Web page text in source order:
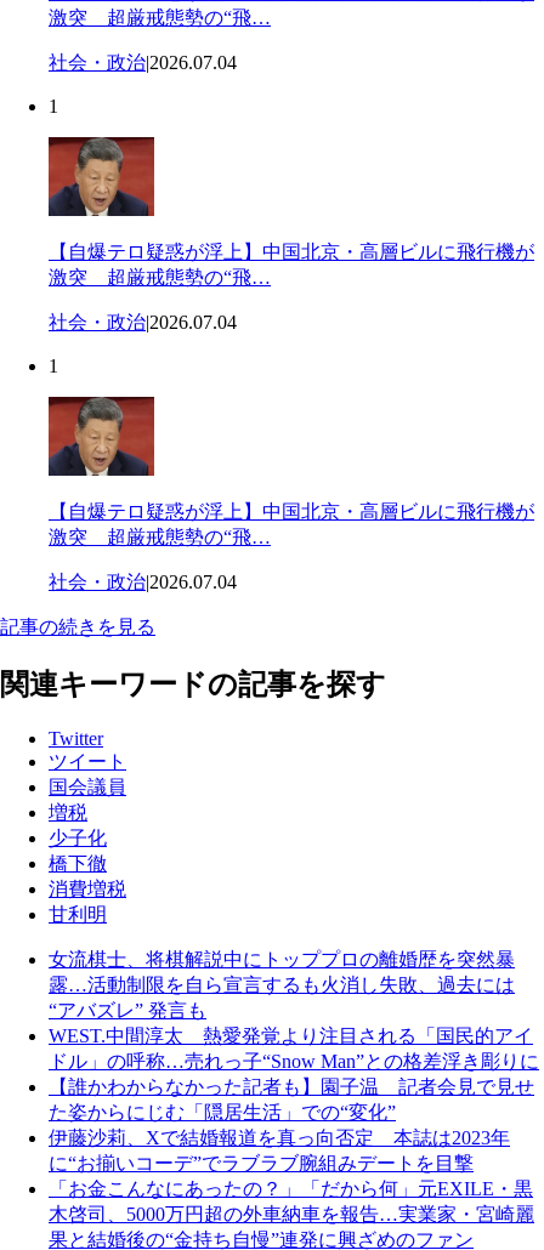
激突 超厳戒態勢の“飛…
社会・政治|2026.07.04
1
【自爆テロ疑惑が浮上】中国北京・高層ビルに飛行機が
激突 超厳戒態勢の“飛…
社会・政治|2026.07.04
1
【自爆テロ疑惑が浮上】中国北京・高層ビルに飛行機が
激突 超厳戒態勢の“飛…
社会・政治|2026.07.04
記事の続きを見る
関連キーワードの記事を探す
Twitter
ツイート
国会議員
増税
少子化
橋下徹
消費増税
甘利明
女流棋士、将棋解説中にトッププロの離婚歴を突然暴
露…活動制限を自ら宣言するも火消し失敗、過去には
“アバズレ” 発言も
WEST.中間淳太 熱愛発覚より注目される「国民的アイ
ドル」の呼称…売れっ子“Snow Man”との格差浮き彫りに
【誰かわからなかった記者も】園子温 記者会見で見せ
た姿からにじむ「隠居生活」での“変化”
伊藤沙莉、Xで結婚報道を真っ向否定 本誌は2023年
に“お揃いコーデ”でラブラブ腕組みデートを目撃
「お金こんなにあったの？」「だから何」元EXILE・黒
木啓司、5000万円超の外車納車を報告…実業家・宮崎麗
果と結婚後の“金持ち自慢”連発に興ざめのファン